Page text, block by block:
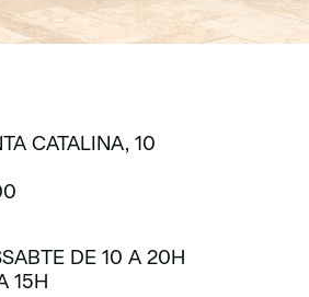
CATALINA, 10
DE 10 A 20H
15H